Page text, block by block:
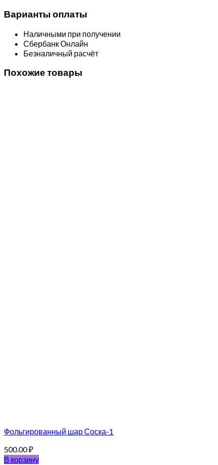
Варианты оплаты
Наличными при получении
Сбербанк Онлайн
Безналичный расчёт
Похожие товары
Фольгированный шар Соска-1
500.00₽
В корзину